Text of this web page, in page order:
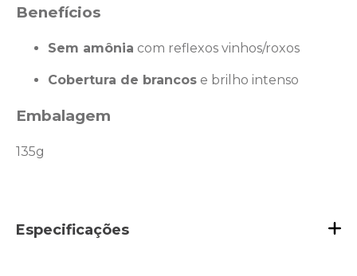
Benefícios
Sem amônia com reflexos vinhos/roxos
Cobertura de brancos e brilho intenso
Embalagem
135g
Especificações